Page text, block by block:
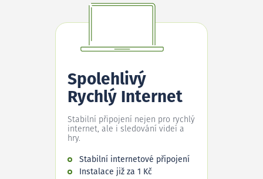
Spolehlivý
Rychlý Internet
Stabilní připojení nejen pro rychlý
internet, ale i sledování videí a
hry.
Stabilní internetové připojení
Instalace již za 1 Kč